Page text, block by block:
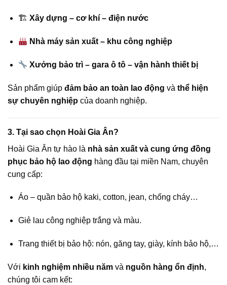
🏗 Xây dựng – cơ khí – điện nước
Nhà máy sản xuất – khu công nghiệp
Xưởng bảo trì – gara ô tô – vận hành thiết bị
Sản phẩm giúp đảm bảo an toàn lao động và thể hiện
sự chuyên nghiệp của doanh nghiệp.
3. Tại sao chọn Hoài Gia Ân?
Hoài Gia Ân tự hào là nhà sản xuất và cung ứng đồng
phục bảo hộ lao động hàng đầu tại miền Nam, chuyên
cung cấp:
Áo – quần bảo hộ kaki, cotton, jean, chống cháy…
Giẻ lau công nghiệp trắng và màu.
Trang thiết bị bảo hộ: nón, găng tay, giày, kính bảo hộ,…
Với kinh nghiệm nhiều năm và nguồn hàng ổn định,
chúng tôi cam kết: